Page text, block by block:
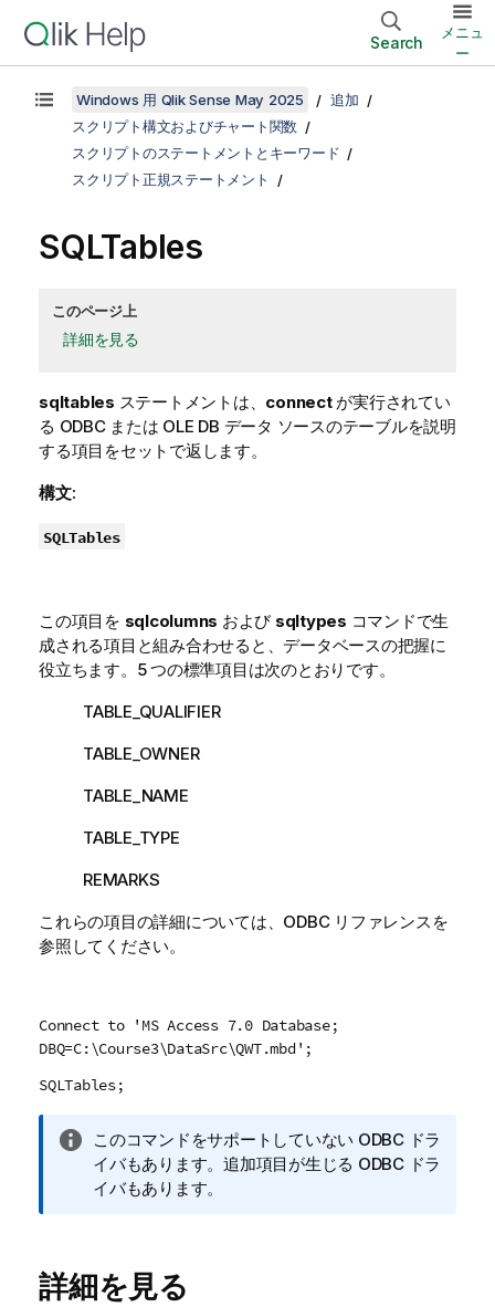
Search
メニュ
ー
Windows 用 Qlik Sense May 2025
追加
スクリプト構文およびチャート関数
スクリプトのステートメントとキーワード
スクリプト正規ステートメント
SQLTables
このページ上
詳細を見る
sqltables ステートメントは、 connectが実行されてい
る ODBCまたは OLE DB データ ソースのテーブルを説明
する項目をセットで返します。
構文:
SQLTables
この項目を sqlcolumns および sqltypes コマンドで生
成される項目と組み合わせると、データベースの把握に
役立ちます。5 つの標準項目は次のとおりです。
TABLE_QUALIFIER
TABLE_OWNER
TABLE_NAME
TABLE_TYPE
REMARKS
これらの項目の詳細については、 ODBCリファレンスを
参照してください。
Connect to 'MS Access 7.0 Database;
DBQ=C:\Course3\DataSrc\QWT.mbd';
SQLTables;
情
報
メ
このコマンドをサポートしていない ODBCドラ
イバもあります。追加項目が生じる ODBCドラ
イバもあります。
詳細を見る